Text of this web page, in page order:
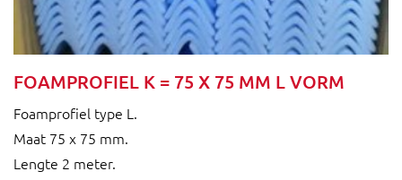
FOAMPROFIEL K = 75 X 75 MM L VORM
Foamprofiel type L.
Maat 75 x 75 mm.
Lengte 2 meter.